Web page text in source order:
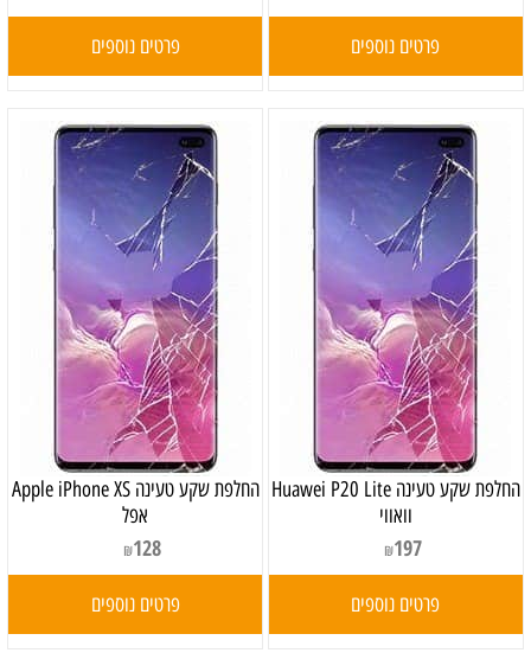
פרטים נוספים פרטים נוספים
‏החלפת שקע טעינה Huawei P20 Lite
וואווי
₪197
פרטים נוספים
‏החלפת שקע טעינה Apple iPhone XS
אפל
₪128
פרטים נוספים